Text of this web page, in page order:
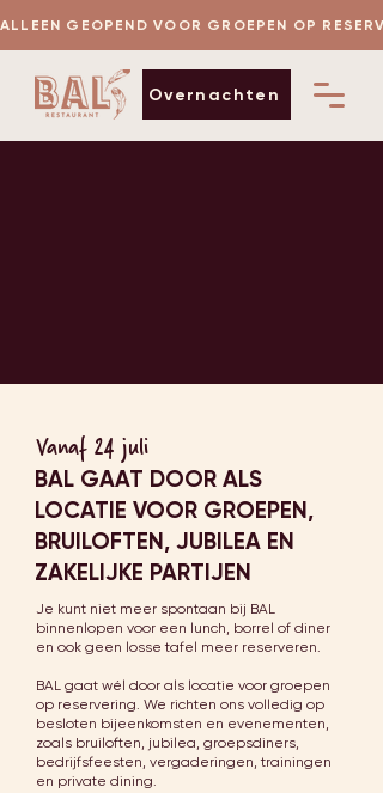
Overnachten
GEOPEND VOOR GROEPEN OP
Vanaf 24 juli
BAL GAAT DOOR ALS
LOCATIE VOOR GROEPEN,
BRUILOFTEN, JUBILEA EN
ZAKELIJKE PARTIJEN
Je kunt niet meer spontaan bij BAL
binnenlopen voor een lunch, borrel of diner
en ook geen losse tafel meer reserveren.
BAL gaat wél door als locatie voor groepen
op reservering. We richten ons volledig op
besloten bijeenkomsten en evenementen,
zoals bruiloften, jubilea, groepsdiners,
bedrijfsfeesten, vergaderingen, trainingen
en private dining.